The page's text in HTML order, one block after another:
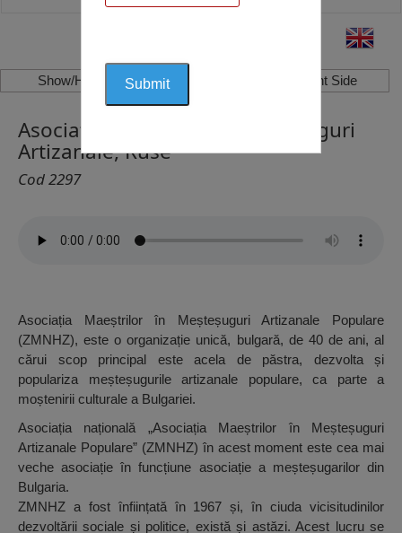
Show/Hide Left Side Show/Hide Right Side
Asociația Maeștrilor în Meșteșuguri
Artizanale, Ruse
Cod 2297
Asociația Maeștrilor în Meșteșuguri Artizanale Populare
(ZMNHZ), este o organizație unică, bulgară, de 40 de ani, al
cărui scop principal este acela de păstra, dezvolta și
populariza meșteșugurile artizanale populare, ca parte a
moștenirii culturale a Bulgariei.
Asociația națională „Asociația Maeștrilor în Meșteșuguri
Artizanale Populare” (ZMNHZ) în acest moment este cea mai
veche asociație în funcțiune asociație a meșteșugarilor din
Bulgaria.
ZMNHZ a fost înființată în 1967 și, în ciuda vicisitudinilor
dezvoltării sociale și politice, există și astăzi. Acest lucru se